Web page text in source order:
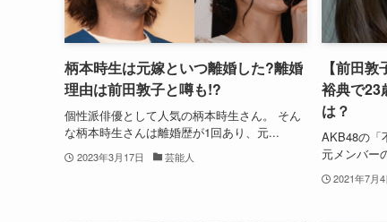
柄本時生は元嫁といつ離婚した?離婚
理由は前田敦子と噂も!?
個性派俳優として人気の柄本時生さん。 そん
な柄本時生さんは離婚歴が1回あり、元...
2023年3月17日 芸能人
【前田
裕典で23
は？
AKB48の「
元メンバー
2021年7月4